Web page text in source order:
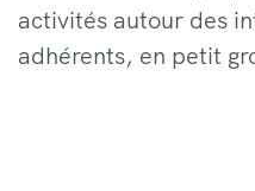
activités autour des
adhérents, en petit